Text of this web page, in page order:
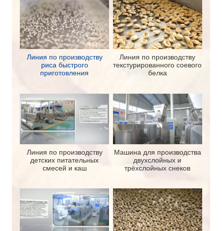
Линия по производству
риса быстрого
приготовления
Линия по производству
текстурированного соевого
белка
Линия по производству
детских питательных
смесей и каш
Машина для производства
двухслойных и
трёхслойных снеков